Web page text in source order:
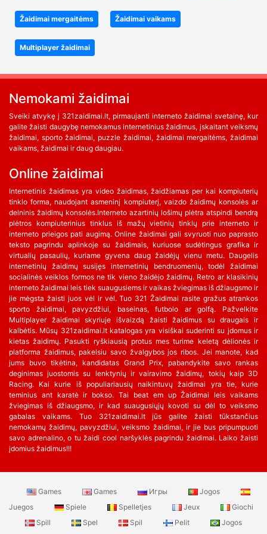
Žaidimai mergaitėms Žaidimai vaikams
Multiplayer žaidimai
Nemokami žaidimai
Sveiki atvykę į 321zaidimai.lt, pirmaujanti interneto žaidimai svetainę, kur
galite žaisti daugybę nemokamus internetinius žaidimus, įskaitant veiksmų
žaidimai, sporto žaidimai, puzzle žaidimai, žaidimai mergaitėms, žaidimai
vaikams, žaidimai ir daug daugiau.
Online žaidimai
Internetinis žaidimas yra video žaidimas, žaidžiamas per kai kompiuterių
tinklo forma, naudojant asmeninį kompiuterį, vaizdo žaidimų konsolės ar
delninis žaidimų konsolės.Interneto azartinių lošimų plėtra atspindi bendrą
plėtros kompiuterinius tinklus iš mažų vietinių tinklų prie interneto ir
interneto prieigos pati augimą. Online žaidimai gali svyruoti nuo paprasto
teksto pagrindu aplinkoje su žaidimais, kuriuose sudėtingus grafika ir
virtualių pasaulių, kuriame gyvena daug žaidėjų vienu metu. Daugelis
internetinių žaidimų susijęs internetinių bendruomenių, todėl žaidimai
socialinės veiklos formos ne tik vieno žaidėjo žaidimų. Retro ar klasikinių
interneto žaidimai leis tiek suaugusiems ir vaikas žviegimas iš džiaugsmo ir
jie mėgsta žaisti juos vėl ir vėl. Tuo 321 Žaidimai rasite gražus atrankos
sporto žaidimai, pavyzdžiui, baseinas, futbolo ar golfą. Pažvelkite
Multiplayer žaidimai skyriuje išvaizdą žaisti žaidimus su draugais ir
kalbėtis. Mūsų 321zaidimai.lt katalogas yra visiškai suderinti su įdomus ir
kietas žaidimų. Pasukti ryškiausią protus mes turime keletą dėlionės ir
platforma žaidimus, pakelsiu savo žvalgybos jos ribos. Jei manote, kad
jums buvo tikėtina, kandidatas Grand Prix, pabandykite savo rankas
deginimas juostomis su lenktynių ir vairavimo žaidimų, tokių kaip 3D
Racing. Kai kurie iš populiariausių naikintuvų žaidimai yra tie, kurie
teminius ant karatė ir bokso. Tai beat em up Žaidimai leis vaikams
žviegimas iš džiaugsmo, ir kad suaugusiųjų kovoti su dėl to veiksmo
gabalas vaikams. Tuo 321zaidimai.lt jūs galite žaisti tūkstančius
nemokamų žaidimų, pavyzdžiui, veiksmo žaidimai, ir jie bus pripumpuoti
savo adrenalino, o tu žaidi cool naršyklės pagrindu žaidimai. Laiko žaisti
įdomius žaidimus!!!
Games Games Игры
Jogos
Juegos
Spiele Spelletjes Jeux
Giochi
Spill
Spel Spil Pelit
Jogos